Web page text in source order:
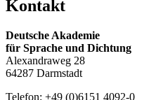
Kontakt
Deutsche Akademie
für Sprache und Dichtung
Alexandraweg 28
64287 Darmstadt
Telefon: +49 (0)6151 4092-0